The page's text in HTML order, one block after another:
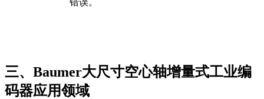
三、Baumer大尺寸空心轴增量式工业编
码器应用领域